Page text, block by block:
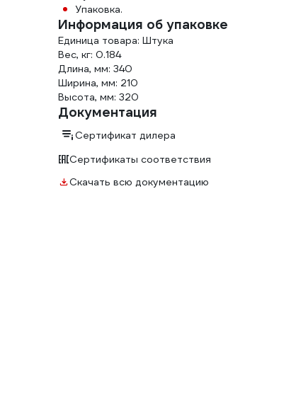
Упаковка.
Информация об упаковке
Единица товара: Штука
Вес, кг: 0.184
Длина, мм: 340
Ширина, мм: 210
Высота, мм: 320
Документация
Сертификат дилера
Сертификаты соответствия
Скачать всю документацию